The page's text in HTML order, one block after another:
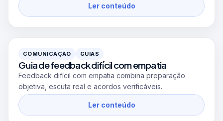
Ler conteúdo
COMUNICAÇÃO GUIAS
Guia de feedback difícil com empatia
Feedback difícil com empatia combina preparação
objetiva, escuta real e acordos verificáveis.
Ler conteúdo